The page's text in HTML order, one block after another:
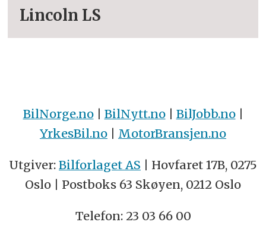
Lincoln LS
BilNorge.no| BilNytt.no| BilJobb.no|
YrkesBil.no
MotorBransjen.no
Utgiver: Bilforlaget AS | Hovfaret 17B, 0275
Oslo | Postboks 63 Skøyen, 0212 Oslo
Telefon: 23 03 66 00